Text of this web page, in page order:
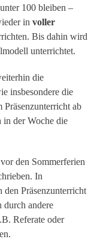
100 bleiben –
in voller
Bis dahin wird
unterrichtet.
die
insbesondere die
ab
in der Woche die
den Sommerferien
In
den Präsenzunterricht
durch andere
Referate oder